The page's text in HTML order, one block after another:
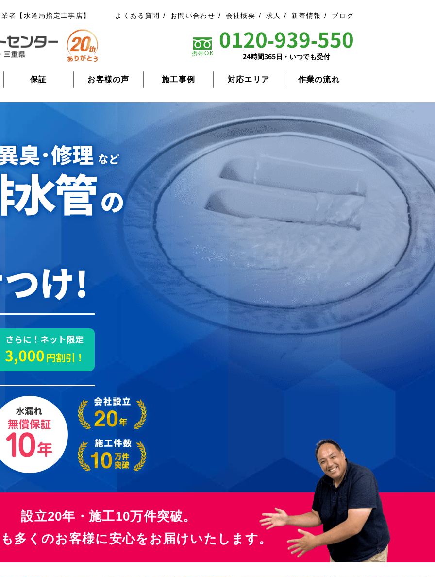
者【水道局指定工事店】 よくある質問 お問い合わせ 会社概要 求人 新着情報 ブログ
携帯OK
0120-939-550
24時間365日・いつでも受付
保証 お客様の声 施工事例 対応エリア 作業の流れ
臭･修理 など
水管の
け!
さらに！ネット限定
3,000 円割引！
設立20年・施工10万件突破。
多くのお客様に安心をお届けいたします。